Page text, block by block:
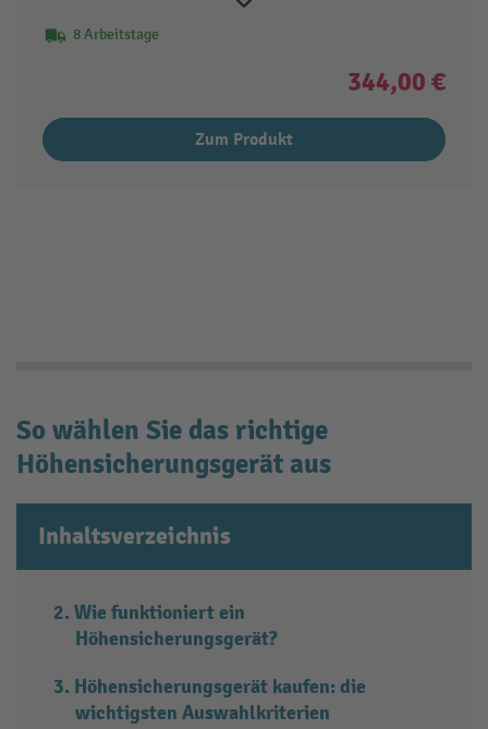
8 Arbeitstage
344,00 €
Zum Produkt
So wählen Sie das richtige
Höhensicherungsgerät aus
Inhaltsverzeichnis
Wie funktioniert ein
Höhensicherungsgerät?
Höhensicherungsgerät kaufen: die
wichtigsten Auswahlkriterien